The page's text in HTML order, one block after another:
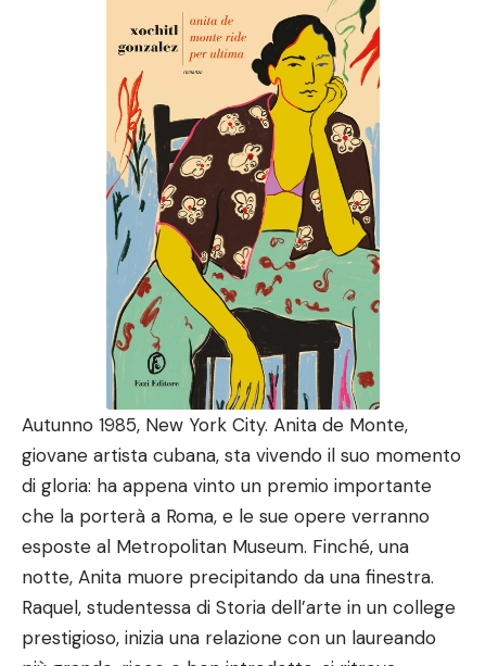
Autunno 1985, New York City. Anita de Monte,
giovane artista cubana, sta vivendo il suo momento
di gloria: ha appena vinto un premio importante
che la porterà a Roma, e le sue opere verranno
esposte al Metropolitan Museum. Finché, una
notte, Anita muore precipitando da una finestra.
Raquel, studentessa di Storia dell’arte in un college
prestigioso, inizia una relazione con un laureando